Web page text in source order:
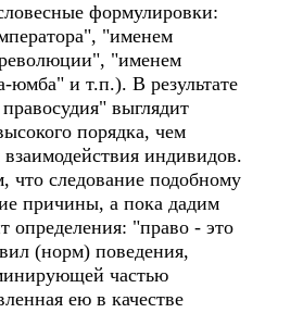
формулировки:
"именем
"именем
юмба" и т.п.). В результате
выглядит
порядка, чем
индивидов.
следование подобному
причины, а пока дадим
определения: "право - это
(норм) поведения,
частью
ею в качестве